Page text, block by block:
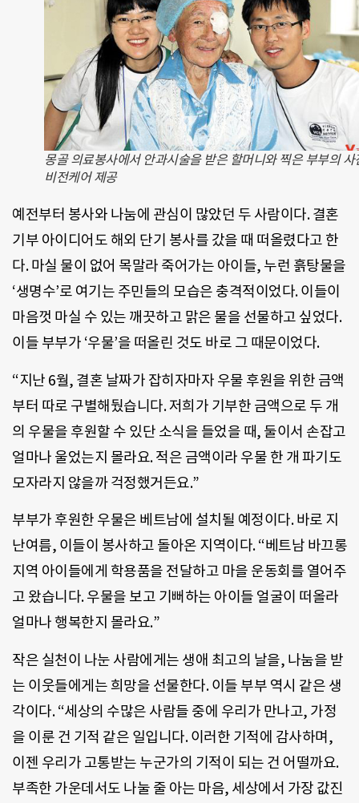
몽골 의료봉사에서 안과시술을 받은 할머니와 찍은 부부의 사
비전케어 제공
예전부터 봉사와 나눔에 관심이 많았던 두 사람이다. 결혼
기부 아이디어도 해외 단기 봉사를 갔을 때 떠올렸다고 한
다. 마실 물이 없어 목말라 죽어가는 아이들, 누런 흙탕물을
‘생명수’로 여기는 주민들의 모습은 충격적이었다. 이들이
마음껏 마실 수 있는 깨끗하고 맑은 물을 선물하고 싶었다.
이들 부부가 ‘우물’을 떠올린 것도 바로 그 때문이었다.
“지난 6월, 결혼 날짜가 잡히자마자 우물 후원을 위한 금액
부터 따로 구별해뒀습니다. 저희가 기부한 금액으로 두 개
의 우물을 후원할 수 있단 소식을 들었을 때, 둘이서 손잡고
얼마나 울었는지 몰라요. 적은 금액이라 우물 한 개 파기도
모자라지 않을까 걱정했거든요.”
부부가 후원한 우물은 베트남에 설치될 예정이다. 바로 지
난여름, 이들이 봉사하고 돌아온 지역이다. “베트남 바끄롱
지역 아이들에게 학용품을 전달하고 마을 운동회를 열어주
고 왔습니다. 우물을 보고 기뻐하는 아이들 얼굴이 떠올라
얼마나 행복한지 몰라요.”
작은 실천이 나눈 사람에게는 생애 최고의 날을, 나눔을 받
는 이웃들에게는 희망을 선물한다. 이들 부부 역시 같은 생
각이다. “세상의 수많은 사람들 중에 우리가 만나고, 가정
을 이룬 건 기적 같은 일입니다. 이러한 기적에 감사하며,
이젠 우리가 고통받는 누군가의 기적이 되는 건 어떨까요.
부족한 가운데서도 나눌 줄 아는 마음, 세상에서 가장 값진